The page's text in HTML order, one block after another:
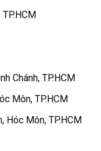
TP.HCM
Chánh, TP.HCM
Môn, TP.HCM
Hóc Môn, TP.HCM